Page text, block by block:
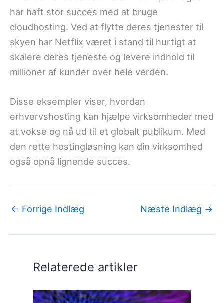
har haft stor succes med at bruge
cloudhosting. Ved at flytte deres tjenester til
skyen har Netflix været i stand til hurtigt at
skalere deres tjeneste og levere indhold til
millioner af kunder over hele verden.
Disse eksempler viser, hvordan
erhvervshosting kan hjælpe virksomheder med
at vokse og nå ud til et globalt publikum. Med
den rette hostingløsning kan din virksomhed
også opnå lignende succes.
← Forrige Indlæg Næste Indlæg →
Relaterede artikler